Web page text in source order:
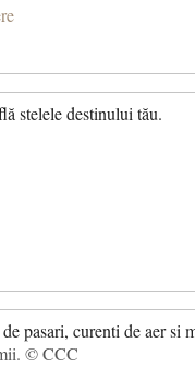
stelele destinului tău.
pasari, curenti de aer si
© CCC